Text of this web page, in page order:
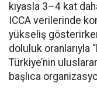
kıyasla 3–4 kat
ICCA verilerinde
yükseliş
doluluk oranlarıyla
Türkiye’nin
başlıca